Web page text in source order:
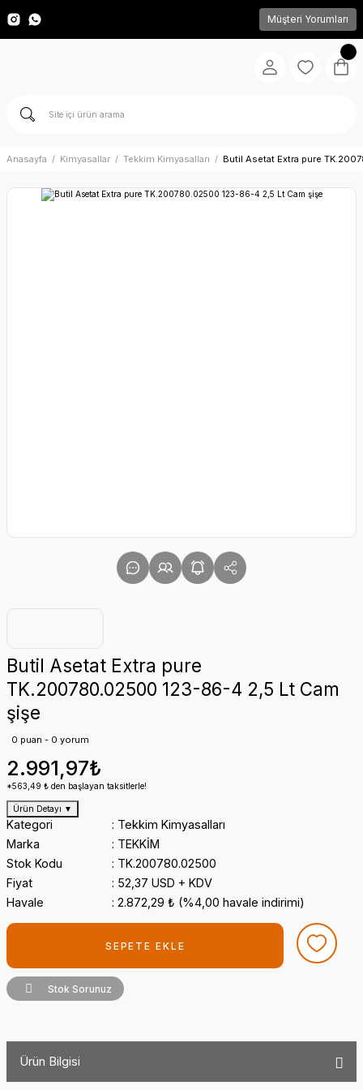
Müşteri Yorumları
Anasayfa Kimyasallar Tekkim Kimyasalları Butil Asetat Extra pure
Butil Asetat Extra pure
TK.200780.02500 123-86-4 2,5 Lt Cam
şişe
0 puan - 0 yorum
2.991,97₺
*563,49 ₺ den başlayan taksitlerle!
Ürün Detayı ▼
Kategori
Tekkim Kimyasalları
Marka
TEKKİM
Stok Kodu
TK.200780.02500
Fiyat
52,37 USD + KDV
Havale
2.872,29 ₺ (%4,00 havale indirimi)
SEPETE EKLE
Stok Sorunuz
Ürün Bilgisi